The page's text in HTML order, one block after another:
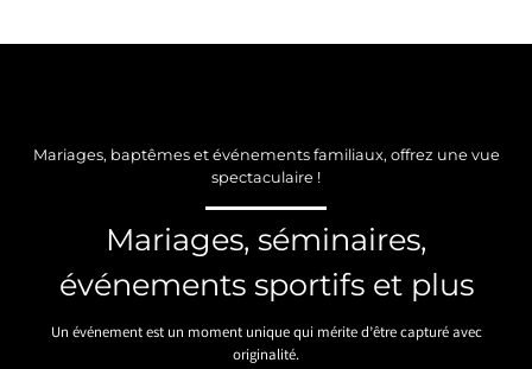
Mariages, baptêmes et événements familiaux, offrez une vue
spectaculaire !
Mariages, séminaires,
événements sportifs et plus
Un événement est un moment unique qui mérite d’être capturé avec
originalité.